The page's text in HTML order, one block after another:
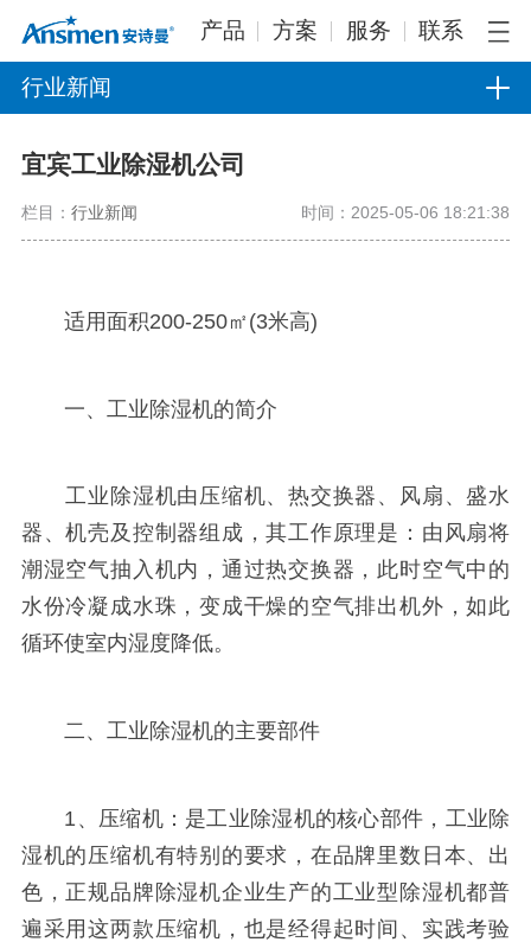
产品 方案 服务 联系
行业新闻
宜宾工业除湿机公司
栏目： 行业新闻 时间：2025-05-06 18:21:38
适用面积200-250㎡(3米高)
一、工业除湿机的简介
工业除湿机由压缩机、热交换器、风扇、盛水
器、机壳及控制器组成，其工作原理是：由风扇将
潮湿空气抽入机内，通过热交换器，此时空气中的
水份冷凝成水珠，变成干燥的空气排出机外，如此
循环使室内湿度降低。
二、工业除湿机的主要部件
1、压缩机：是工业除湿机的核心部件，工业除
湿机的压缩机有特别的要求，在品牌里数日本、出
色，正规品牌除湿机企业生产的工业型除湿机都普
遍采用这两款压缩机，也是经得起时间、实践考验